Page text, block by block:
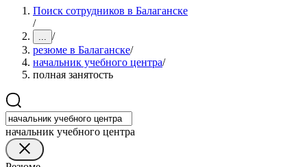
Поиск сотрудников в Балаганске
/
... /
резюме в Балаганске/
начальник учебного центра/
полная занятость
начальник учебного центра